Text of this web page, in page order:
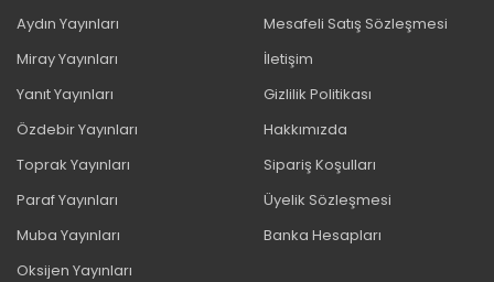
Aydın Yayınları
Miray Yayınları
Yanıt Yayınları
Özdebir Yayınları
Toprak Yayınları
Paraf Yayınları
Muba Yayınları
Oksijen Yayınları
Mesafeli Satış Sözleşmesi
İletişim
Gizlilik Politikası
Hakkımızda
Sipariş Koşulları
Üyelik Sözleşmesi
Banka Hesapları